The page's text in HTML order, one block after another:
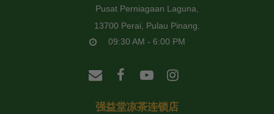
Pusat Perniagaan Laguna,
13700 Perai, Pulau Pinang.
09:30 AM - 6:00 PM
强益堂凉茶连锁店